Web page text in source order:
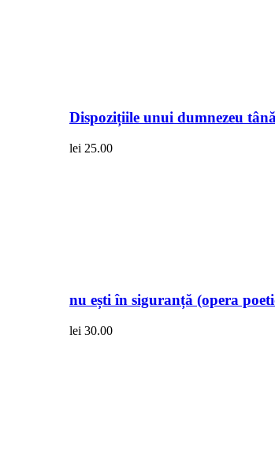
Dispozițiile unui dumnezeu
lei 25.00
nu ești în siguranță (opera
lei 30.00